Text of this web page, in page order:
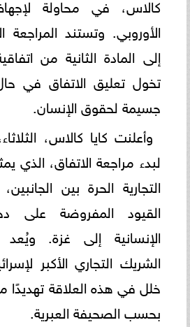
الأوروبي. وتستند المراجعة
إلى المادة الثانية من
تخول تعليق الاتفاق في
جسيمة لحقوق الإنسان.
وأعلنت كايا كالاس،
لبدء مراجعة الاتفاق، الذي
التجارية الحرة بين
القيود المفروضة على
الإنسانية إلى غزة. ويُعد
الشريك التجاري الأكبر
خلل في هذه العلاقة تهديدًا
بحسب الصحيفة العبرية.